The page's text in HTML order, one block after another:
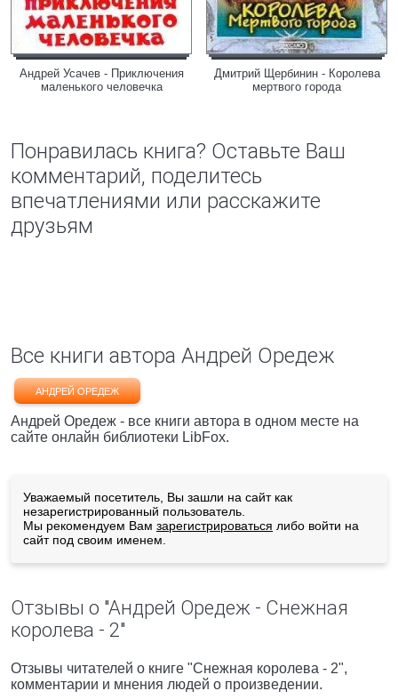
Андрей Усачев - Приключения
маленького человечка
Дмитрий Щербинин - Королева
мертвого города
Понравилась книга? Оставьте Ваш
комментарий, поделитесь
впечатлениями или расскажите
друзьям
Все книги автора Андрей Оредеж
АНДРЕЙ ОРЕДЕЖ
Андрей Оредеж - все книги автора в одном месте на
сайте онлайн библиотеки LibFox.
Уважаемый посетитель, Вы зашли на сайт как
незарегистрированный пользователь.
Мы рекомендуем Вам зарегистрироваться либо войти на
сайт под своим именем.
Отзывы о "Андрей Оредеж - Снежная
королева - 2"
Отзывы читателей о книге "Снежная королева - 2",
комментарии и мнения людей о произведении.